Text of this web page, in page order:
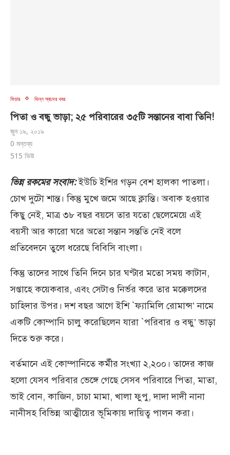
ফিচার ভিন্ন স্বা‌দের খবর
পিতা ও বন্ধু ভাড়া; ২৫ পরিবারের ৩৫টি সন্তানের বাবা তিনি!
জুন ১৯, ২০১৯
0 মন্তব্য
515 ভিউ
ভিন্ন রকমের সংবাদ:ইউচি ইশির গড়ন বেশ হালকা পাতলা।
চোখ দুটো শান্ত। কিন্তু মুখে জমে আছে ক্লান্তি। অবাক হওয়ার
কিছু নেই, মাত্র ৩৮ বছর বয়সে তার যতো ছেলেমেয়ে এই
বয়সী আর কারো ঘরে অতো সন্তান সন্ততি নেই বলে
প্রতিবেদনে তুলে ধরেছে বিবিসি বাংলা।
কিন্তু তাদের সাথে তিনি দিনে চার ঘণ্টার মতো সময় কাটান,
সপ্তাহে কয়েকবার, এবং সেটাও নির্ভর করে তার মক্কেলদের
চাহিদার উপর। দশ বছর আগে ইশি `ফ্যামিলি রোমান্স’ নামে
একটি কোম্পানি চালু করেছিলেন যারা `পরিবার ও বন্ধু’ ভাড়া
দিতে শুরু করে।
বর্তমানে এই কোম্পানিতে কর্মীর সংখ্যা ২,২০০। তাদের কাজ
হলো যেসব পরিবার ভেঙ্গে গেছে সেসব পরিবারে পিতা, মাতা,
ভাই বোন, কাজিন, চাচা মামা, খালা ফুপু, দাদা দাদী নানা
নানীসহ বিভিন্ন আত্মীয়ের ভূমিকায় দায়িত্ব পালন করা।